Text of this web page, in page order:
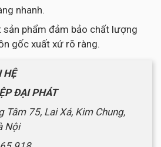
nhanh.
phẩm đảm bảo chất lượng
gốc xuất xứ rõ ràng.
HỆ
ĐẠI PHÁT
Tâm 75, Lai Xá, Kim Chung,
Nội